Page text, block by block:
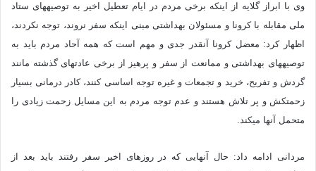
وی با ابراز گلایه از اینکه برخی مردم در ایام تعطیل اخیر به توصیه‎های ستاد
ملی مقابله با کرونا و مسئولان بهداشتی مبنی اینکه سفر نروند، توجه نکردند،
اظهار کرد: معضل کرونا آنقدر جدی و مهم است که همه آحاد مردم باید به
توصیه‎های بهداشتی و ممانعت از سفر و پرهیز از برخی عادت‎های گذشته مانند
گردش و تفریح، خرید و تجمعات و غیره توجه اساسی کنند، کادر درمانی بسیار
زحمت‎کش و پر تلاش هستند و عدم توجه مردم به این مسایل زحمت زیادی را
متحمل آنها می‎کند.
مردانی ادامه داد: حال آنهایی که در روزهای اخیر سفر رفتند باید بعد از